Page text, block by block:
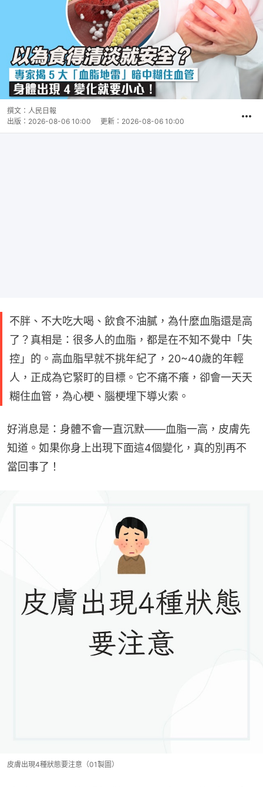
撰文： 人民日報
出版： 2026-08-06 10:00 更新： 2026-08-06 10:00
不胖、不大吃大喝、飲食不油膩，為什麼血脂還是高
了？真相是：很多人的血脂，都是在不知不覺中「失
控」的。高血脂早就不挑年紀了，20~40歲的年輕
人，正成為它緊盯的目標。它不痛不癢，卻會一天天
糊住血管，為心梗、腦梗埋下導火索。
好消息是：身體不會一直沉默——血脂一高，皮膚先
知道。如果你身上出現下面這4個變化，真的別再不
當回事了！
皮膚出現4種狀態要注意（01製圖）